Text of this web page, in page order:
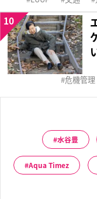
10
危機管理
水谷豊
Aqua Timez